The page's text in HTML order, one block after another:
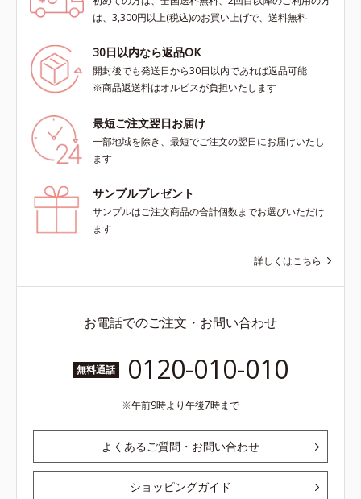
は、3,300円以上(税込)のお買い上げで、送料無料
30日以内なら返品OK
開封後でも発送日から30日以内であれば返品可能
※商品返送料はオルビスが負担いたします
最短ご注文翌日お届け
一部地域を除き、最短でご注文の翌日にお届けいたし
ます
サンプルプレゼント
サンプルはご注文商品の合計個数までお選びいただけ
ます
詳しくはこちら
お電話でのご注文・お問い合わせ
無料通話 0120-010-010
午前9時より午後7時まで
よくあるご質問・お問い合わせ
ショッピングガイド